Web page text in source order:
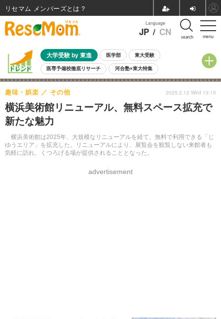
menu
Language
JP / CN search
大学受験 by 東進 医学部 東大受験
医専予備校徹底リサーチ 河合塾×東大特集
親子で考える大学選び 高校受験 中学受験 小学校受験
共通テスト 夏休み
8月開催イベント・WS 全国公立高校 過去問 人気記事
自由研究教材（小学生向け）
横浜美術館リニューアル、無料スペース拡充で
新たな魅力
横浜美術館は2025年、大規模なリニューアルを経て、無料で利用できる「じ
ゆうエリア」を拡充した。リニューアルにより、展覧会を観覧しない来館者も
気軽に訪れ、くつろげる場が提供されることとなった。
趣味・娯楽 その他
advertisement
2025.2.12 Wed 13:15
リセマム メンバーズ